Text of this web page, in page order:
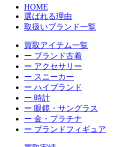
HOME
選ばれる理由
取扱いブランド一覧
買取アイテム一覧
ー ブランド古着
ー アクセサリー
ー スニーカー
ー ハイブランド
ー 時計
ー 眼鏡・サングラス
ー 金・プラチナ
ー ブランドフィギュア